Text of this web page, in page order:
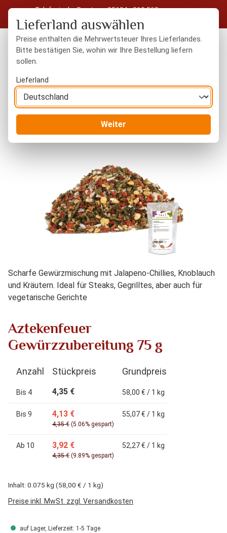
Zum Hauptinhalt springen
Telefonische Beratung: 05604 - 919 563
Kostenloser Versand in Deutschland ab 50 € Warenwert
Scharfe Gewürzmischung mit Jalapeno-Chillies, Knoblauch
und Kräutern. Ideal für Steaks, Gegrilltes, aber auch für
vegetarische Gerichte
Aztekenfeuer
Gewürzzubereitung 75 g
Anzahl Stückpreis Grundpreis
Bis 4 4,35 € 58,00 € / 1 kg
Bis 9 4,13 €
4,35 € (5.06% gespart)
55,07 € / 1 kg
Ab 10 3,92 €
4,35 € (9.89% gespart)
52,27 € / 1 kg
Inhalt: 0.075 kg (58,00 € / 1 kg)
Preise inkl. MwSt. zzgl. Versandkosten
auf Lager, Lieferzeit: 1-5 Tage
Lieferland auswählen
Preise enthalten die Mehrwertsteuer Ihres Lieferlandes.
Bitte bestätigen Sie, wohin wir Ihre Bestellung liefern
sollen.
Lieferland
Weiter